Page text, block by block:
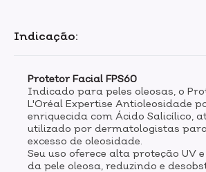
Indicação:
Protetor Facial FPS60
Indicado para peles oleosas, o
L'Oréal Expertise Antioleosidade
enriquecida com Ácido Salicílico,
utilizado por dermatologistas
excesso de oleosidade.
Seu uso oferece alta proteção UV
da pele oleosa, reduzindo e